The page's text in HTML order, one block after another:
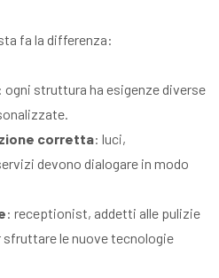
fa la differenza:
: ogni struttura ha esigenze diverse
corretta: luci,
devono dialogare in modo
: receptionist, addetti alle pulizie
le nuove tecnologie